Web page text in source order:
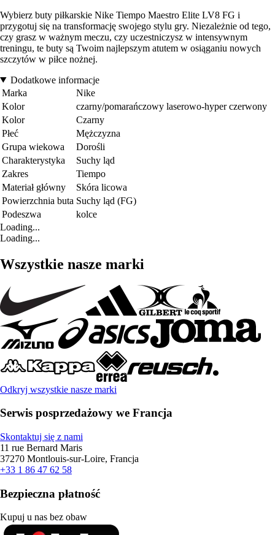
Wybierz buty piłkarskie Nike Tiempo Maestro Elite LV8 FG i
przygotuj się na transformację swojego stylu gry. Niezależnie od tego,
czy grasz w ważnym meczu, czy uczestniczysz w intensywnym
treningu, te buty są Twoim najlepszym atutem w osiąganiu nowych
szczytów w piłce nożnej.
Dodatkowe informacje
Marka
Nike
Kolor
czarny/pomarańczowy laserowo-hyper czerwony
Kolor
Czarny
Płeć
Mężczyzna
Grupa wiekowa
Dorośli
Charakterystyka
Suchy ląd
Zakres
Tiempo
Materiał główny
Skóra licowa
Powierzchnia buta Suchy ląd (FG)
Podeszwa
kolce
Loading...
Loading...
Wszystkie nasze marki
Odkryj wszystkie nasze marki
Serwis posprzedażowy we Francja
Skontaktuj się z nami
11 rue Bernard Maris
37270 Montlouis-sur-Loire, Francja
+33 1 86 47 62 58
Bezpieczna płatność
Kupuj u nas bez obaw